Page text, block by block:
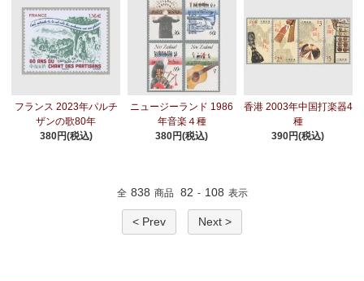
フランス 2023年パルチ
ザンの歌80年
380円(税込)
ニュージーランド 1986
年音楽４種
380円(税込)
香港 2003年中国打楽器4
種
390円(税込)
全 838 商品 82 - 108 表示
< Prev Next >